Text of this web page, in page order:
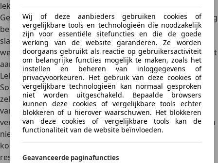
Wij of deze aanbieders gebruiken cookies of
vergelijkbare tools en technologieën die noodzakelijk
zijn voor essentiële sitefuncties en die de goede
werking van de website garanderen. Ze worden
doorgaans gebruikt als reactie op gebruikersactiviteit
om belangrijke functies mogelijk te maken, zoals het
instellen en beheren van inloggegevens of
privacyvoorkeuren. Het gebruik van deze cookies of
vergelijkbare technologieën kan normaal gesproken
niet worden uitgeschakeld. Bepaalde browsers
kunnen deze cookies of vergelijkbare tools echter
blokkeren of u hierover waarschuwen. Het blokkeren
van deze cookies of vergelijkbare tools kan de
functionaliteit van de website beïnvloeden.
Geavanceerde paginafuncties
lekkages en hebben niet altijd het gewenste effect.
Gebruik ze dus alleen als noodoplossing. Als je echt handig
bent kun je het lek verhelpen doorzelf het expansievat,
slangen en/of de radiator te vervangen, maar dan moet je
wel goed weten wat je doet. Voor de meeste mensen is het
aan te raden om dit over te laten aan de garage.
Lek koelvloeistof dichten: dit kun je eenvoudig zelf doen
Sommige oorzaken van een lek in de koelvloeistof kun je
zelf oplossen,mits je een beetje handig bent . Is er sprake
van een koelvloeistofslang die lek is, dan kun je deze
vervangen of – als tijdelijke oplossing – vastzetten met een
nieuwe slangklem of hittebestendig tape. Een lek in het
koelvloeistofreservoir los je meestal alleen op door het
reservoir te vervangen, zeker als er haarscheurtjes of